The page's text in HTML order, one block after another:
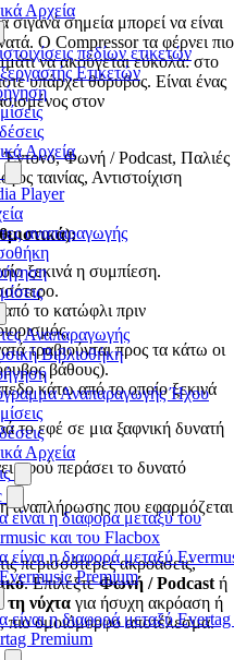
Αρχεία
πεδίων ετικετών
Ετικετών
Αρχεία
Player
αναπαραγωγής
Αναπαραγωγής
Βιβλιοθήκη
Αναπαραγωγής Ήχου
Αρχεία
είναι η διαφορά μεταξύ του
και του Flacbox
είναι η διαφορά μεταξύ
Premium
είναι η διαφορά μεταξύ Evertag
Premium
σημεία μπορεί να είναι
Ο Compressor τα φέρνει πιο
να ακούγεται εύκολα: στο
υπάρχει θόρυβος. Είναι ένας
στον
Φωνή / Podcast, Παλιές
ταινίας, Αντιστοίχιση
ξεκινά η συμπίεση.
το κατώφλι πριν
τραβιούνται προς τα κάτω οι
βάθους).
κάτω από το οποίο ξεκινά
το εφέ σε μια ξαφνική δυνατή
αφού περάσει το δυνατό
αναπλήρωσης που εφαρμόζεται
περισσότερες ακροάσεις,
. ΕπιλέξτεΦωνή / Podcast ή
νύχτα για ήσυχη ακρόαση ή
πιο ομοιόμορφο αποτέλεσμα.